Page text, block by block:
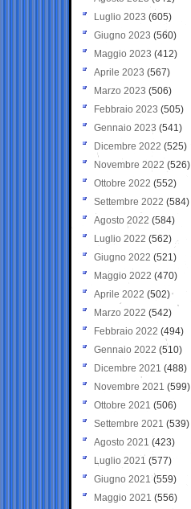
Luglio 2023 (605)
Giugno 2023 (560)
Maggio 2023 (412)
Aprile 2023 (567)
Marzo 2023 (506)
Febbraio 2023 (505)
Gennaio 2023 (541)
Dicembre 2022 (525)
Novembre 2022 (526)
Ottobre 2022 (552)
Settembre 2022 (584)
Agosto 2022 (584)
Luglio 2022 (562)
Giugno 2022 (521)
Maggio 2022 (470)
Aprile 2022 (502)
Marzo 2022 (542)
Febbraio 2022 (494)
Gennaio 2022 (510)
Dicembre 2021 (488)
Novembre 2021 (599)
Ottobre 2021 (506)
Settembre 2021 (539)
Agosto 2021 (423)
Luglio 2021 (577)
Giugno 2021(559)
Maggio 2021 (556)